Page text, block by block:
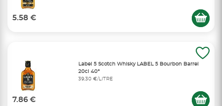
5.58 €
Label 5 Scotch Whisky LABEL 5 Bourbon Barrel
20cl 40°
39,30 €/LITRE
7.86 €